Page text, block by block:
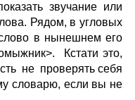
звучание или
Рядом, в угловых
в нынешнем его
Кстати это,
не проверять себя
cловарю, если вы не